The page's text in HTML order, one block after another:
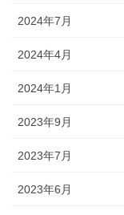
2024年7月
2024年4月
2024年1月
2023年9月
2023年7月
2023年6月